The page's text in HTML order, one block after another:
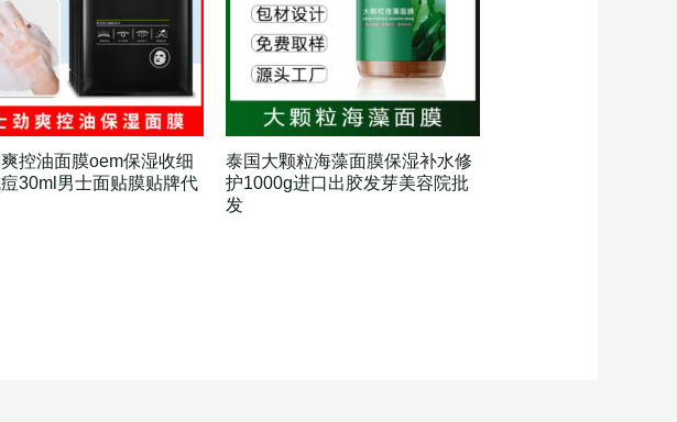
控油面膜oem保湿收细
30ml男士面贴膜贴牌代
泰国大颗粒海藻面膜保湿补水修
护1000g进口出胶发芽美容院批
发